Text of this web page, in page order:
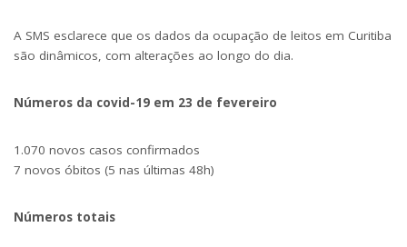
A SMS esclarece que os dados da ocupação de leitos em Curitiba
são dinâmicos, com alterações ao longo do dia.
Números da covid-19 em 23 de fevereiro
1.070 novos casos confirmados
7 novos óbitos (5 nas últimas 48h)
Números totais